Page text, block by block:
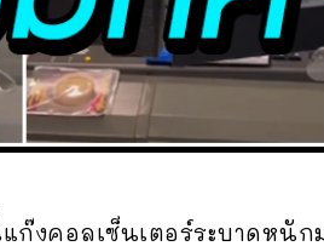
ก๊งคอลเซ็นเตอร์ระบาดห